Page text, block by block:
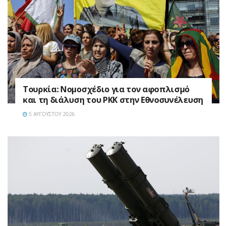
Τουρκία: Νομοσχέδιο για τον αφοπλισμό
και τη διάλυση του PKK στην Εθνοσυνέλευση
5 ΑΥΓΟΎΣΤΟΥ 2026